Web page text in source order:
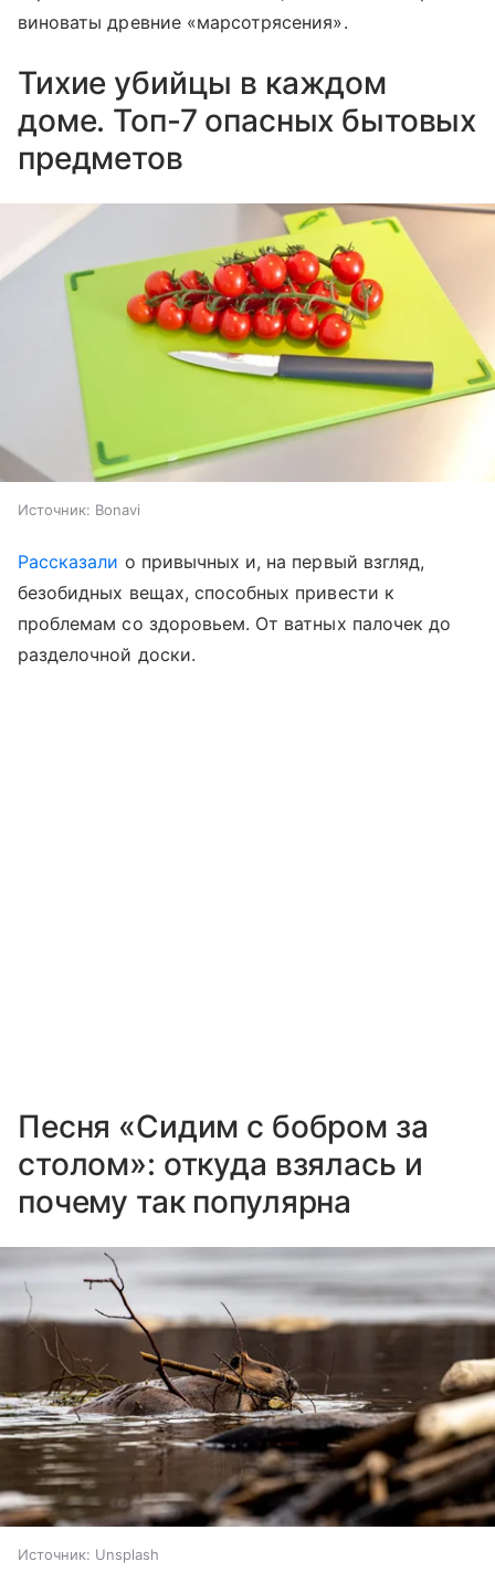
виноваты древние «марсотрясения».
Тихие убийцы в каждом
доме. Топ-7 опасных бытовых
предметов
Источник: Bonavi
Рассказали о привычных и, на первый взгляд,
безобидных вещах, способных привести к
проблемам со здоровьем. От ватных палочек до
разделочной доски.
Песня «Сидим с бобром за
столом»: откуда взялась и
почему так популярна
Источник: Unsplash